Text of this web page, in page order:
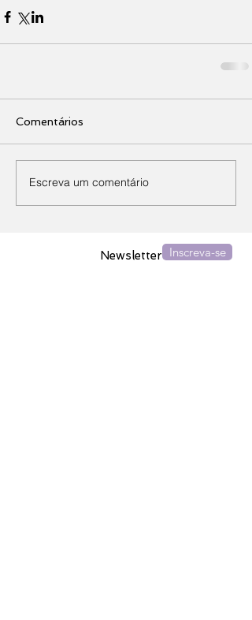
Comentários
Escreva um comentário
Inscreva-se
Newsletter